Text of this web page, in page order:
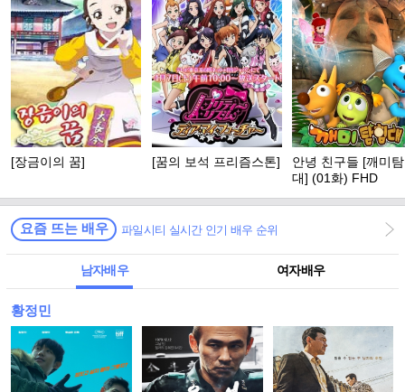
[장금이의 꿈] [꿈의 보석 프리즘스톤]
안녕 친구들 [깨미
대] (01화) FHD
요즘 뜨는 배우 파일시티 실시간 인기 배우 순위
남자배우 여자배우
황정민